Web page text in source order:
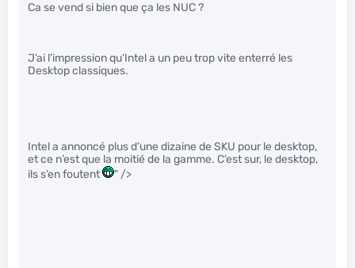
Ca se vend si bien que ça les NUC ?
J’ai l’impression qu’Intel a un peu trop vite enterré les
Desktop classiques.
Intel a annoncé plus d’une dizaine de SKU pour le desktop,
et ce n’est que la moitié de la gamme. C’est sur, le desktop,
ils s’en foutent
" />